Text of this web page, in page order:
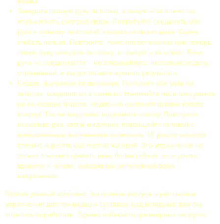
Заведите правую руку за спину, а левую – за плечо так,
чтобы локоть смотрел вверх. Попробуйте соединить обе
руки в «замок» за спиной, касаясь позвоночника. Спину
сгибать нельзя. Повторите, поменяв положение рук: теперь
левую руку заводите за спину, а правую – за плечо. Если
руки не соединяются – не отчаивайтесь: несколько недель
упражнений, и вы достигнете нужного результата.
Сядьте, выпрямив позвоночник. Положите обе руки на
затылок, соединив их в «замок». Начинайте несильно давить
на основание черепа, медленно наклоняя руками голову
вперед. Так же медленно поднимите голову. Повторите
несколько раз, затем медленно повращайте головой с
максимальным вытяжением позвонков, 10 раз по часовой
стрелке и десять раз против часовой. Это упражнение не
только поможет сделать шею более гибкой, но и усилит
кровоток к голове, избавив вас от головной боли
напряжения.
Освоив данный комплекс, вы можете вводить в него новые
упражнения для тех мышц и суставов, над которыми вам бы
хотелось поработать. Однако избегайте чрезмерных нагрузок.